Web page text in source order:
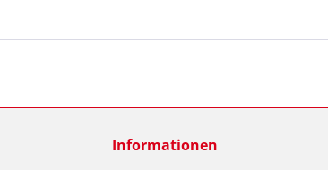
Informationen